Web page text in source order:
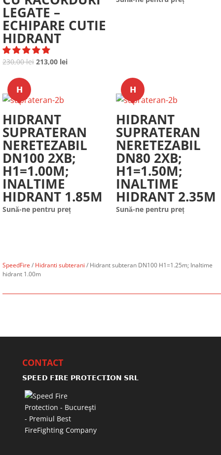
LEGATE –
ECHIPARE CUTIE
HIDRANT
230,00lei Prețul
fost:
230,00 lei.
213,00 leiPrețul
𝗛
HIDRANT
SUPRATERAN
NERETEZABIL
DN100 2XB;
H1=1.00M;
INALTIME
HIDRANT 1.85M
Sună-ne pentru preț
𝗛
HIDRANT
SUPRATERAN
NERETEZABIL
DN80 2XB;
H1=1.50M;
INALTIME
HIDRANT 2.35M
Sună-ne pentru preț
SpeedFire / Hidranti subterani / Hidrant subteran DN100 H1=1.25m; Inaltime
hidrant 1.00m
CONTACT
𝗦𝗣𝗘𝗘𝗗 𝗙𝗜𝗥𝗘 𝗣𝗥𝗢𝗧𝗘𝗖𝗧𝗜𝗢𝗡 𝗦𝗥𝗟